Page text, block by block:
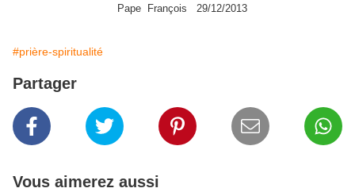
Pape François 29/12/2013
#prière-spiritualité
Partager
Vous aimerez aussi